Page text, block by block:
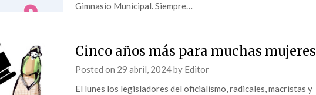
Gimnasio Municipal. Siempre…
Cinco años más para muchas mujeres
Posted on 29 abril, 2024by Editor
El lunes los legisladores del oficialismo, radicales, macristas y